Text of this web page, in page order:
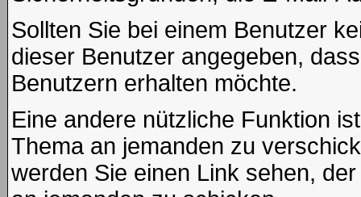
Sollten Sie bei einem Benutzer
dieser Benutzer angegeben,
Benutzern erhalten möchte.
Eine andere nützliche Funktion
Thema an jemanden zu
werden Sie einen Link sehen,